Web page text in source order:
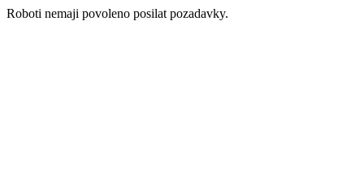
Roboti nemaji povoleno posilat pozadavky.